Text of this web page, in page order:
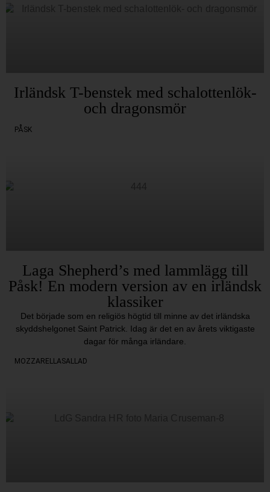
Irländsk T-benstek med schalottenlök-
och dragonsmör
PÅSK
Laga Shepherd’s med lammlägg till
Påsk! En modern version av en irländsk
klassiker
Det började som en religiös högtid till minne av det irländska
skyddshelgonet Saint Patrick. Idag är det en av årets viktigaste
dagar för många irländare.
MOZZARELLASALLAD